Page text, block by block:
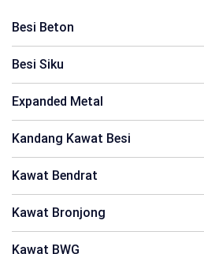
Besi Beton
Besi Siku
Expanded Metal
Kandang Kawat Besi
Kawat Bendrat
Kawat Bronjong
Kawat BWG